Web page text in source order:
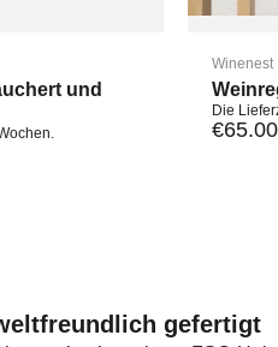
und
Winenest
Die
€65.00
gefertigt